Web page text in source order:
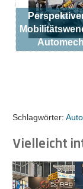
Schlagwörter:
Vielleicht